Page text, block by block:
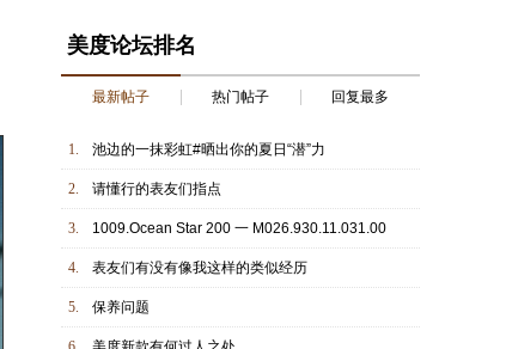
美度论坛排名
最新帖子 热门帖子 回复最多
1. 池边的一抹彩虹#晒出你的夏日“潜”力
2. 请懂行的表友们指点
3. 1009.Ocean Star 200 一 M026.930.11.031.00
4. 表友们有没有像我这样的类似经历
5. 保养问题